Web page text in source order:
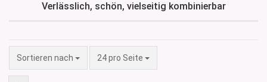
Verlässlich, schön, vielseitig kombinierbar
Sortieren nach
Sortieren nach 24 pro Seite
pro Seite